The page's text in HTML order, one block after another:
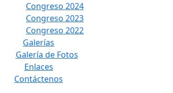
Congreso 2024
Congreso 2023
Congreso 2022
Galerías
Galería de Fotos
Enlaces
Contáctenos